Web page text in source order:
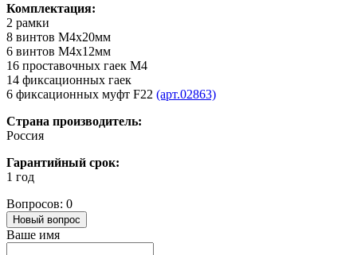
Комплектация:
2 рамки
8 винтов М4х20мм
6 винтов М4х12мм
16 проставочных гаек М4
14 фиксационных гаек
6 фиксационных муфт F22 (арт.02863)
Страна производитель:
Россия
Гарантийный срок:
1 год
Вопросов: 0
Новый вопрос
Ваше имя